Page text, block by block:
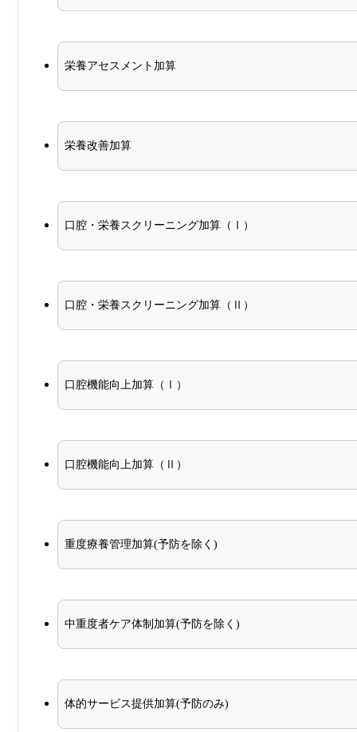
栄養アセスメント加算
栄養改善加算
口腔・栄養スクリーニング加算（Ⅰ）
口腔・栄養スクリーニング加算（Ⅱ）
口腔機能向上加算（Ⅰ）
口腔機能向上加算（Ⅱ）
重度療養管理加算(予防を除く)
中重度者ケア体制加算(予防を除く)
体的サービス提供加算(予防のみ)